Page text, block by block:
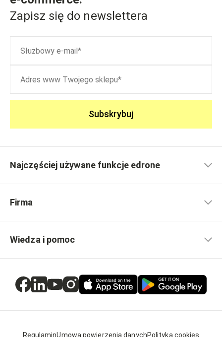
Zapisz się do newslettera
Subskrybuj
Najczęściej używane funkcje edrone
Firma
Wiedza i pomoc
RegulaminUmowa powierzenia danychPolityka cookies